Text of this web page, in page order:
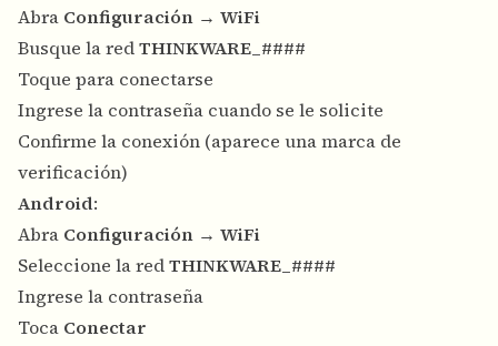
Abra Configuración → WiFi
Busque la redTHINKWARE_####
Toque para conectarse
Ingrese la contraseña cuando se le solicite
Confirme la conexión (aparece una marca de
verificación)
Android:
Abra Configuración → WiFi
Seleccione la redTHINKWARE_####
Ingrese la contraseña
Toca Conectar